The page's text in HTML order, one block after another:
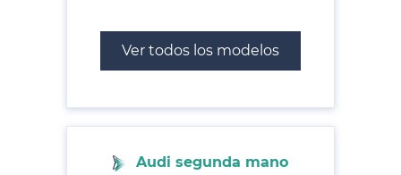
Ver todos los modelos
Audi segunda mano